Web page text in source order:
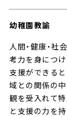
幼稚園教諭
人間・健康・
考力を身につけ
支援ができる
域との関係の
観を受入れて
と支援の力を